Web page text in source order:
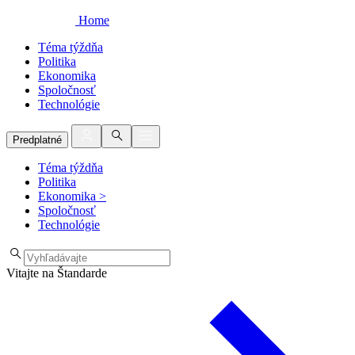
Home
Téma týždňa
Politika
Ekonomika
Spoločnosť
Technológie
Predplatné
Téma týždňa
Politika
Ekonomika >
Spoločnosť
Technológie
Vitajte na Štandarde